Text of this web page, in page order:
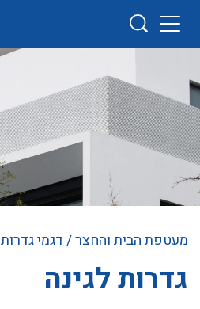
מעטפת הבית והחצר/דגמי גדרות
גדרות לגינה